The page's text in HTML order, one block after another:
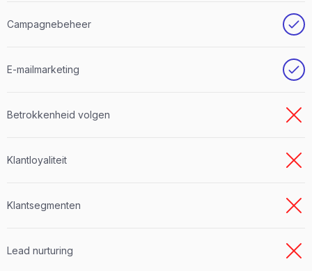
Campagnebeheer
E-mailmarketing
Betrokkenheid volgen
Klantloyaliteit
Klantsegmenten
Lead nurturing